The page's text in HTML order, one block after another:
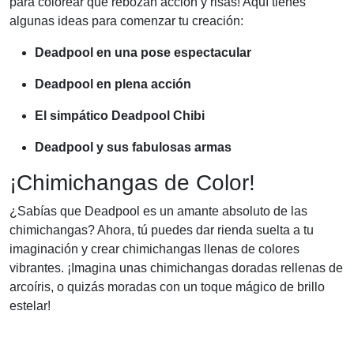
algunas ideas para comenzar tu creación:
Deadpool en una pose espectacular
Deadpool en plena acción
El simpático Deadpool Chibi
Deadpool y sus fabulosas armas
¡Chimichangas de Color!
¿Sabías que Deadpool es un amante absoluto de las
chimichangas? Ahora, tú puedes dar rienda suelta a tu
imaginación y crear chimichangas llenas de colores
vibrantes. ¡Imagina unas chimichangas doradas rellenas de
arcoíris, o quizás moradas con un toque mágico de brillo
estelar!